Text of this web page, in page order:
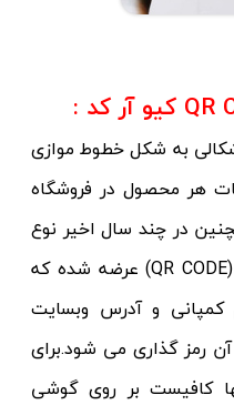
به شکل خطوط موازی
هر محصول در فروشگاه
در چند سال اخیر نوع
جدیدی از بارکد با نام کیو آر کد (QR CODE) عرضه شده که
و آدرس وبسایت
رمز گذاری می شود.برای
کافیست بر روی گوشی